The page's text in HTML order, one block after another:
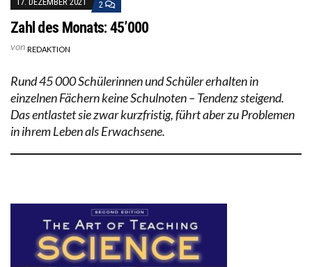
2
Zahl des Monats: 45’000
von REDAKTION
Rund 45 000 Schülerinnen und Schüler erhalten in
einzelnen Fächern keine Schulnoten – Tendenz steigend.
Das entlastet sie zwar kurzfristig, führt aber zu Problemen
in ihrem Leben als Erwachsene.